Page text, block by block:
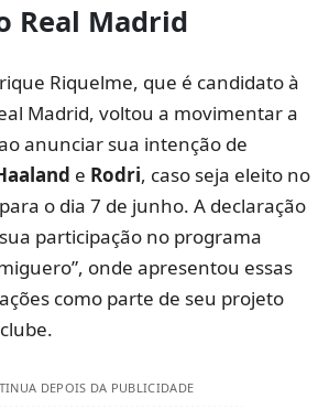
Real Madrid
Riquelme, que é candidato à
Madrid, voltou a movimentar a
anunciar sua intenção de
e Rodri, caso seja eleito no
o dia 7 de junho. A declaração
participação no programa
onde apresentou essas
como parte de seu projeto
DEPOIS DA PUBLICIDADE